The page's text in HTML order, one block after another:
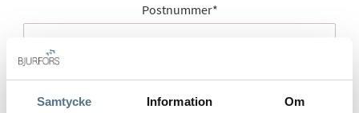
Samtycke Information Om
Postnummer*